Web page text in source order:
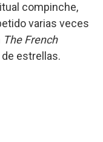
compinche,
varias veces
The French
estrellas.